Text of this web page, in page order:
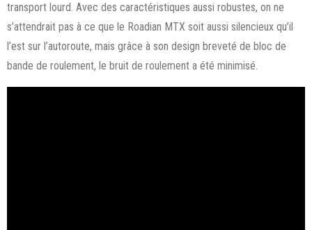
transport lourd. Avec des caractéristiques aussi robustes, on ne
s’attendrait pas à ce que le Roadian MTX soit aussi silencieux qu’il
l’est sur l’autoroute, mais grâce à son design breveté de bloc de
bande de roulement, le bruit de roulement a été minimisé.